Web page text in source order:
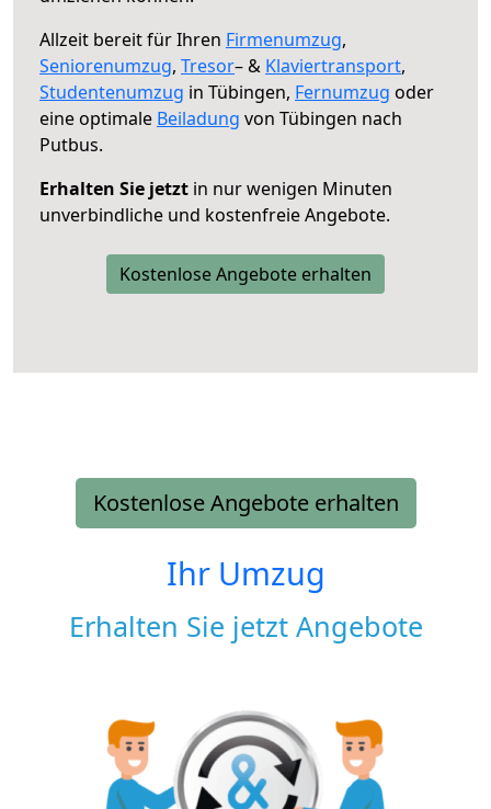
Allzeit bereit für Ihren Firmenumzug,
Seniorenumzug, Tresor– & Klaviertransport,
Studentenumzug in Tübingen, Fernumzug oder
eine optimale Beiladung von Tübingen nach
Putbus.
Erhalten Sie jetzt in nur wenigen Minuten
unverbindliche und kostenfreie Angebote.
Kostenlose Angebote erhalten
Kostenlose Angebote erhalten
Ihr Umzug
Erhalten Sie jetzt Angebote